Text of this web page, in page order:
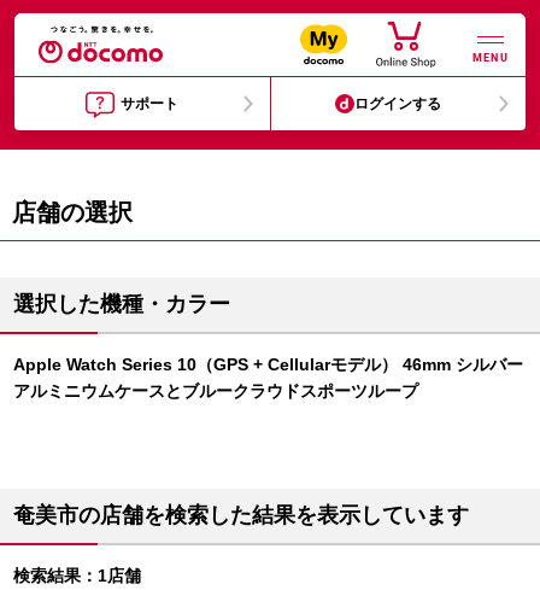
MENU
サポート ログインする
店舗の選択
選択した機種・カラー
Apple Watch Series 10（GPS + Cellularモデル） 46mm シルバー
アルミニウムケースとブルークラウドスポーツループ
奄美市の店舗を検索した結果を表示しています
検索結果：1店舗